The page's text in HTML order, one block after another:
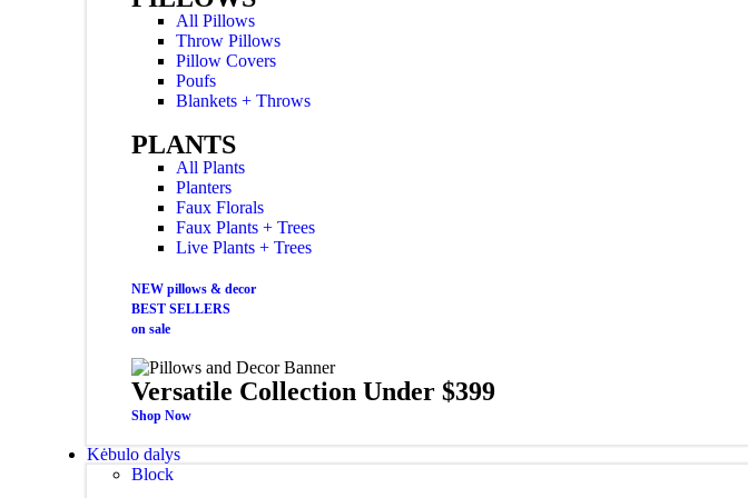
All Pillows
Throw Pillows
Pillow Covers
Poufs
Blankets + Throws
PLANTS
All Plants
Planters
Faux Florals
Faux Plants + Trees
Live Plants + Trees
NEW pillows & decor
BEST SELLERS
on sale
Versatile Collection Under $399
Shop Now
Kėbulo dalys
Block